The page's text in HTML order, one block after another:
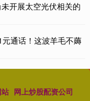
开展太空光伏相关的
通话！这波羊毛不薅
网上炒股配资公司